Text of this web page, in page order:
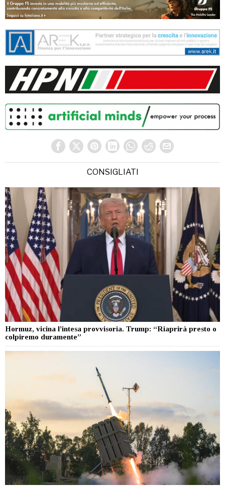
CONSIGLIATI
Hormuz, vicina l’intesa provvisoria. Trump: “Riaprirà presto o
colpiremo duramente”